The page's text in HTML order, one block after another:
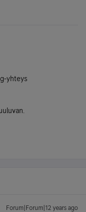
yhteys
Forum|Forum|12 years ago